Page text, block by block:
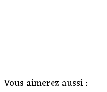
Vous aimerez aussi :